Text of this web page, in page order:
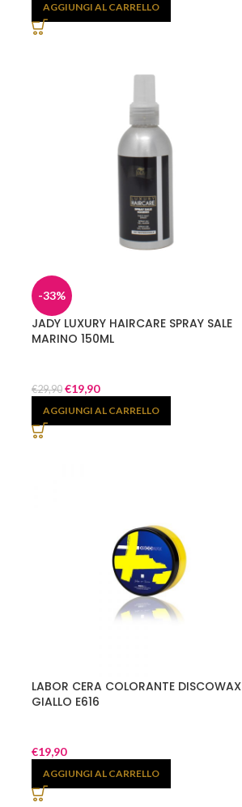
AGGIUNGI AL CARRELLO
-33%
JADY LUXURY HAIRCARE SPRAY SALE
MARINO 150ML
€29,90 €19,90
AGGIUNGI AL CARRELLO
LABOR CERA COLORANTE DISCOWAX
GIALLO E616
€19,90
AGGIUNGI AL CARRELLO